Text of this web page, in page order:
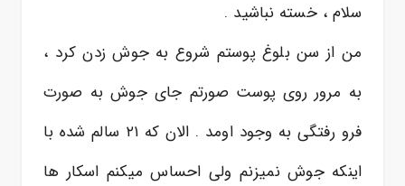
سلام ، خسته نباشید .
من از سن بلوغ پوستم شروع به جوش زدن کرد ،
به مرور روی پوست صورتم جای جوش به صورت
فرو رفتگی به وجود اومد . الان که ۲۱ سالم شده با
اینکه جوش نمیزنم ولی احساس میکنم اسکار ها